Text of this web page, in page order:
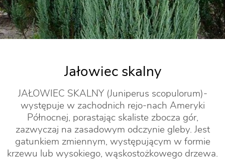
Jałowiec skalny
JAŁOWIEC SKALNY (Juniperus scopulorum)-
występuje w zachodnich rejo-nach Ameryki
Północnej, porastając skaliste zbocza gór,
zazwyczaj na zasadowym odczynie gleby. Jest
gatunkiem zmiennym, występującym w formie
krzewu lub wysokiego, wąskostożkowego drzewa.